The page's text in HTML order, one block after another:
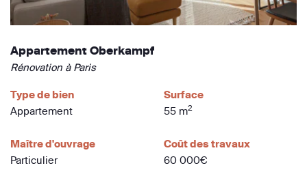
Appartement Oberkampf
Rénovation à Paris
Type de bien
Appartement
Surface
55 m2
Maître d'ouvrage
Particulier
Coût des travaux
60 000€